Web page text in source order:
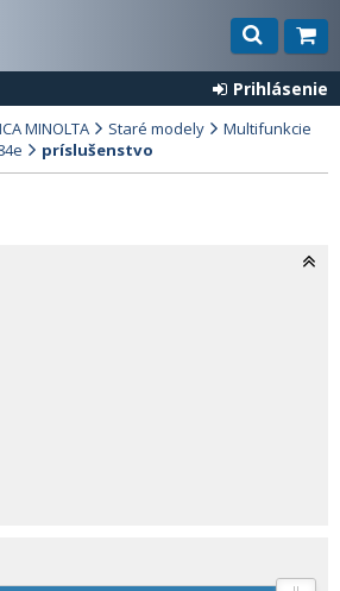
Prihlásenie
MINOLTA Staré modely
Multifunkcie
príslušenstvo